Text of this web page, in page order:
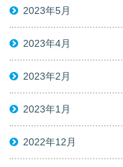
2023年5月
2023年4月
2023年2月
2023年1月
2022年12月